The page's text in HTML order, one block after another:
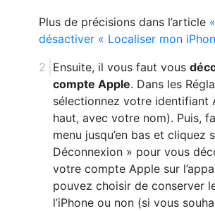
Plus de précisions dans l’article
désactiver « Localiser mon
Ensuite, il vous faut vous
compte Apple. Dans les
sélectionnez votre identifiant
haut, avec votre nom). Puis,
menu jusqu’en bas et cliquez
Déconnexion » pour vous
votre compte Apple sur
pouvez choisir de conserver
l’iPhone ou non (si vous